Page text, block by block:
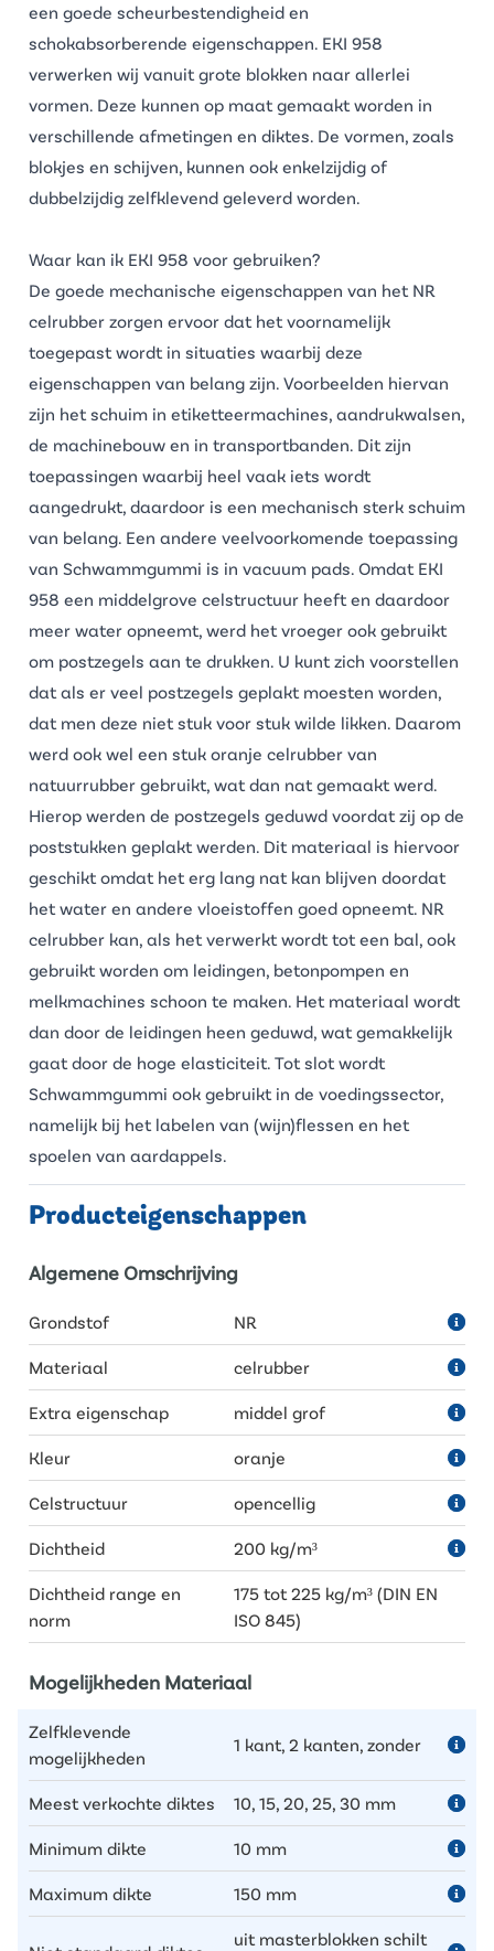
een goede scheurbestendigheid en
schokabsorberende eigenschappen. EKI 958
verwerken wij vanuit grote blokken naar allerlei
vormen. Deze kunnen op maat gemaakt worden in
verschillende afmetingen en diktes. De vormen, zoals
blokjes en schijven, kunnen ook enkelzijdig of
dubbelzijdig zelfklevend geleverd worden.
Waar kan ik EKI 958 voor gebruiken?
De goede mechanische eigenschappen van het NR
celrubber zorgen ervoor dat het voornamelijk
toegepast wordt in situaties waarbij deze
eigenschappen van belang zijn. Voorbeelden hiervan
zijn het schuim in etiketteermachines, aandrukwalsen,
de machinebouw en in transportbanden. Dit zijn
toepassingen waarbij heel vaak iets wordt
aangedrukt, daardoor is een mechanisch sterk schuim
van belang. Een andere veelvoorkomende toepassing
van Schwammgummi is in vacuum pads. Omdat EKI
958 een middelgrove celstructuur heeft en daardoor
meer water opneemt, werd het vroeger ook gebruikt
om postzegels aan te drukken. U kunt zich voorstellen
dat als er veel postzegels geplakt moesten worden,
dat men deze niet stuk voor stuk wilde likken. Daarom
werd ook wel een stuk oranje celrubber van
natuurrubber gebruikt, wat dan nat gemaakt werd.
Hierop werden de postzegels geduwd voordat zij op de
poststukken geplakt werden. Dit materiaal is hiervoor
geschikt omdat het erg lang nat kan blijven doordat
het water en andere vloeistoffen goed opneemt. NR
celrubber kan, als het verwerkt wordt tot een bal, ook
gebruikt worden om leidingen, betonpompen en
melkmachines schoon te maken. Het materiaal wordt
dan door de leidingen heen geduwd, wat gemakkelijk
gaat door de hoge elasticiteit. Tot slot wordt
Schwammgummi ook gebruikt in de voedingssector,
namelijk bij het labelen van (wijn)flessen en het
spoelen van aardappels.
Producteigenschappen
Algemene Omschrijving
Grondstof NR
Materiaal celrubber
Extra eigenschap middel grof
Kleur oranje
Celstructuur opencellig
Dichtheid 200 kg/m³
Dichtheid range en
norm
175 tot 225 kg/m³ (DIN EN
ISO 845)
Mogelijkheden Materiaal
Zelfklevende
mogelijkheden
1 kant, 2 kanten, zonder
Meest verkochte diktes 10, 15, 20, 25, 30 mm
Minimum dikte 10 mm
Maximum dikte 150 mm
uit masterblokken schilt